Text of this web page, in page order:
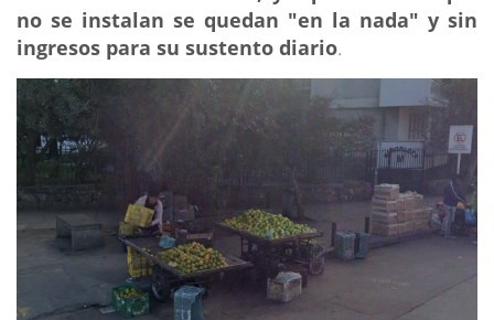
no se instalan se quedan "en la nada" y sin
ingresos para su sustento diario.